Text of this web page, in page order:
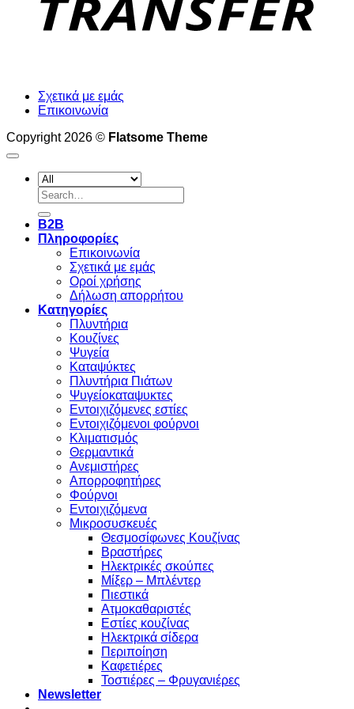
Σχετικά με εμάς
Επικοινωνία
Copyright 2026 © Flatsome Theme
Search
for:
B2B
Πληροφορίες
Επικοινωνία
Σχετικά με εμάς
Οροί χρήσης
Δήλωση απορρήτου
Κατηγορίες
Πλυντήρια
Κουζίνες
Ψυγεία
Καταψύκτες
Πλυντήρια Πιάτων
Ψυγείοκαταψυκτες
Εντοιχιζόμενες εστίες
Εντοιχιζόμενοι φούρνοι
Κλιματισμός
Θερμαντικά
Ανεμιστήρες
Απορροφητήρες
Φούρνοι
Εντoιχιζόμενα
Μικροσυσκευές
Θεσμοσίφωνες Κουζίνας
Βραστήρες
Ηλεκτρικές σκούπες
Μίξερ – Μπλέντερ
Πιεστικά
Ατμοκαθαριστές
Εστίες κουζίνας
Ηλεκτρικά σίδερα
Περιποίηση
Καφετιέρες
Τοστιέρες – Φρυγανιέρες
Newsletter